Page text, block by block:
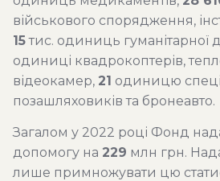
військового спорядження,
15тис. одиниць гуманітарної
одиниці квадрокоптерів,
відеокамер, 21 одиницю
позашляховиків та бронеавто.
Загалом у 2022 році Фонд
допомогу на 229 млн грн.
лише примножувати цю